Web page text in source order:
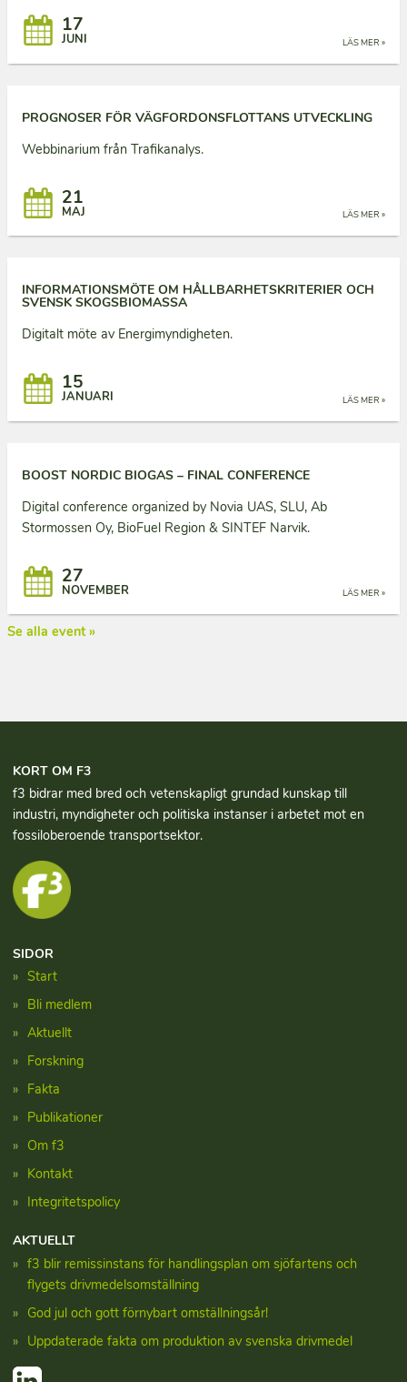
LÄS MER »
17
JUNI
PROGNOSER FÖR VÄGFORDONSFLOTTANS UTVECKLING
Webbinarium från Trafikanalys.
LÄS MER »
21
MAJ
INFORMATIONSMÖTE OM HÅLLBARHETSKRITERIER OCH
SVENSK SKOGSBIOMASSA
Digitalt möte av Energimyndigheten.
LÄS MER »
15
JANUARI
BOOST NORDIC BIOGAS – FINAL CONFERENCE
Digital conference organized by Novia UAS, SLU, Ab
Stormossen Oy, BioFuel Region & SINTEF Narvik.
LÄS MER »
27
NOVEMBER
Se alla event »
KORT OM F3
f3 bidrar med bred och vetenskapligt grundad kun­skap till
industri, myndigheter och politiska instanser i arbetet mot en
fossiloberoende transportsektor.
SIDOR
Start
Bli medlem
Aktuellt
Forskning
Fakta
Publikationer
Om f3
Kontakt
Integritetspolicy
AKTUELLT
f3 blir remissinstans för handlingsplan om sjöfartens och
flygets drivmedelsomställning
God jul och gott förnybart omställningsår!
Uppdaterade fakta om produktion av svenska drivmedel